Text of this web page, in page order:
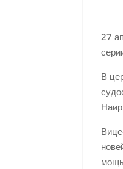
27
В